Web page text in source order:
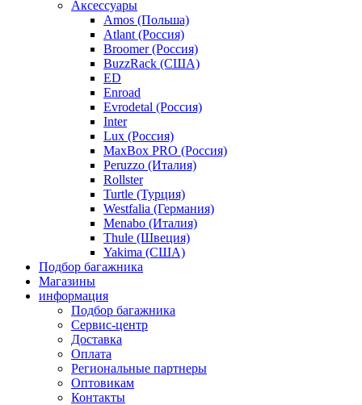
Аксессуары
Amos (Польша)
Atlant (Россия)
Broomer (Россия)
BuzzRack (США)
ED
Enroad
Evrodetal (Россия)
Inter
Lux (Россия)
MaxBox PRO (Россия)
Peruzzo (Италия)
Rollster
Turtle (Турция)
Westfalia (Германия)
Menabo (Италия)
Thule (Швеция)
Yakima (США)
Подбор багажника
Магазины
информация
Подбор багажника
Сервис-центр
Доставка
Оплата
Региональные партнеры
Оптовикам
Контакты